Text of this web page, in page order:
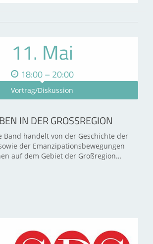
11. Mai
18:00 – 20:00
Vortrag/Diskussion
IN DER GROSSREGION
Band handelt von der Geschichte der
der Emanzipationsbewegungen
auf dem Gebiet der Großregion…